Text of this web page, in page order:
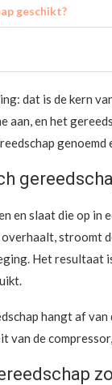
geschikt?
dat is de kern
aan, en het
en slaat die op
stroomt
Het resultaat
hangt af
van de